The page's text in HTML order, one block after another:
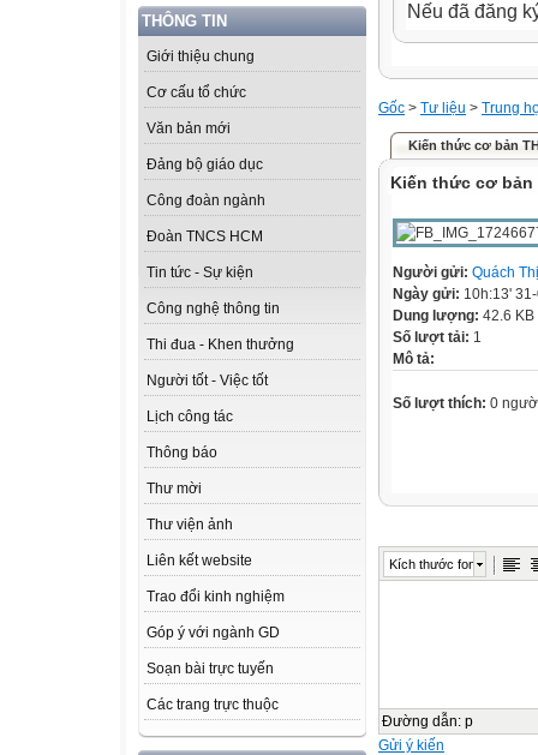
THÔNG TIN
Giới thiệu chung
Cơ cấu tổ chức
Văn bản mới
Đảng bộ giáo dục
Công đoàn ngành
Đoàn TNCS HCM
Tin tức - Sự kiện
Công nghệ thông tin
Thi đua - Khen thưởng
Người tốt - Việc tốt
Lịch công tác
Thông báo
Thư mời
Thư viện ảnh
Liên kết website
Trao đổi kinh nghiệm
Góp ý với ngành GD
Soạn bài trực tuyến
Các trang trực thuộc
Nếu đã đăng
Gốc > Tư liệu > Trung
Kiến thức cơ bản
Kiến thức cơ bản
Người gửi: Quách
Ngày gửi: 10h:13'
Dung lượng: 42.6 KB
Số lượt tải: 1
Mô tả:
Số lượt thích: 0
Kích thước font
Đường dẫn: p
Gửi ý kiến